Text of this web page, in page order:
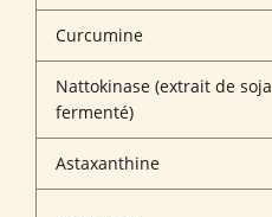
Curcumine
Nattokinase (extrait de soja
fermenté)
Astaxanthine